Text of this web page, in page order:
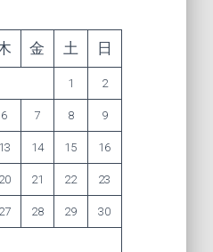
金 土 日
1 2
6 7 8 9
13 14 15 16
20 21 22 23
27 28 29 30